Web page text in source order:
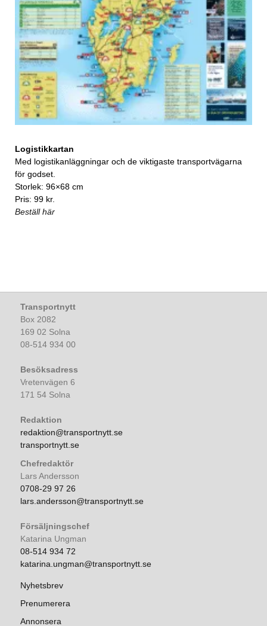
Logistikkartan
Med logistikanläggningar och de viktigaste transportvägarna
för godset.
Storlek: 96×68 cm
Pris: 99 kr.
Beställ här
Transportnytt
Box 2082
169 02 Solna
08-514 934 00
Besöksadress
Vretenvägen 6
171 54 Solna
Redaktion
redaktion@transportnytt.se
transportnytt.se
Chefredaktör
Lars Andersson
0708-29 97 26
lars.andersson@transportnytt.se
Försäljningschef
Katarina Ungman
08-514 934 72
katarina.ungman@transportnytt.se
Nyhetsbrev
Prenumerera
Annonsera